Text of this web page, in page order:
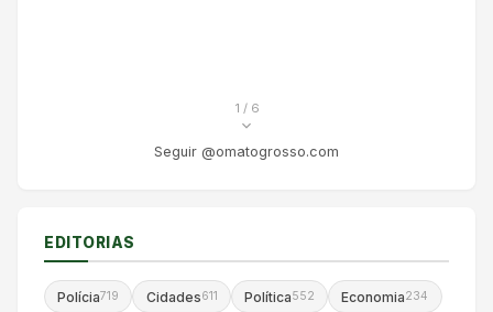
1 / 6
Seguir @omatogrosso.com
EDITORIAS
Polícia719 Cidades611 Política552 Economia234